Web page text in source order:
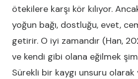
ötekilere karşı kör kılıyor.
yoğun bağı, dostluğu, evet,
getirir. O iyi zamandır (Han,
ve kendi gibi olana eğilmek
Sürekli bir kaygı unsuru